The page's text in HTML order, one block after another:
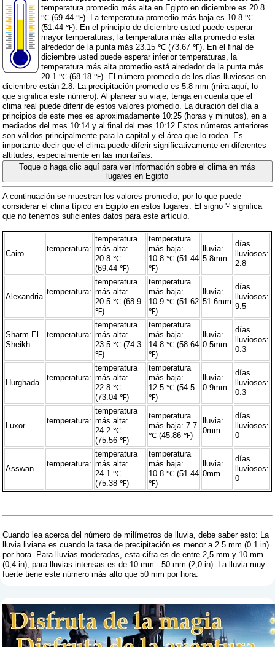
temperatura promedio más alta en Egipto en diciembre es 20.8
℃ (69.44 ℉). La temperatura promedio más baja es 10.8 ℃
(51.44 ℉). En el principio de diciembre usted puede esperar
mayor temperaturas, la temperatura más alta promedio está
alrededor de la punta más 23.15 ℃ (73.67 ℉). En el final de
diciembre usted puede esperar inferior temperaturas, la
temperatura más alta promedio está alrededor de la punta más
20.1 ℃ (68.18 ℉). El número promedio de los días lluviosos en
diciembre están 2.8. La precipitación promedio es 5.8 mm (mira aquí, lo
que significa este número). Al planear su viaje, tenga en cuenta que el
clima real puede diferir de estos valores promedio. La duración del día a
principios de este mes es aproximadamente 10:25 (horas y minutos), en a
mediados del mes 10:14 y al final del mes 10:12.Estos números anteriores
son válidos principalmente para la capital y el área que lo rodea. Es
importante decir que el clima puede diferir significativamente en diferentes
altitudes, especialmente en las montañas.
Toque o haga clic aquí para ver información sobre el clima en más
lugares en Egipto
A continuación se muestran los valores promedio, por lo que puede
considerar el clima típico en Egipto en estos lugares. El signo '-' significa
que no tenemos suficientes datos para este artículo.
Cairo
temperatura:
-
temperatura
más alta:
20.8 ℃
(69.44 ℉)
temperatura
más baja:
10.8 ℃ (51.44
℉)
lluvia:
5.8mm
días
lluviosos:
2.8
Alexandria
temperatura:
-
temperatura
más alta:
20.5 ℃ (68.9
℉)
temperatura
más baja:
10.9 ℃ (51.62
℉)
lluvia:
51.6mm
días
lluviosos:
9.5
Sharm El
Sheikh
temperatura:
-
temperatura
más alta:
23.5 ℃ (74.3
℉)
temperatura
más baja:
14.8 ℃ (58.64
℉)
lluvia:
0.5mm
días
lluviosos:
0.3
Hurghada
temperatura:
-
temperatura
más alta:
22.8 ℃
(73.04 ℉)
temperatura
más baja:
12.5 ℃ (54.5
℉)
lluvia:
0.9mm
días
lluviosos:
0.3
Luxor
temperatura:
-
temperatura
más alta:
24.2 ℃
(75.56 ℉)
temperatura
más baja: 7.7
℃ (45.86 ℉)
lluvia:
0mm
días
lluviosos:
0
Asswan
temperatura:
-
temperatura
más alta:
24.1 ℃
(75.38 ℉)
temperatura
más baja:
10.8 ℃ (51.44
℉)
lluvia:
0mm
días
lluviosos:
0
Cuando lea acerca del número de milímetros de lluvia, debe saber esto: La
lluvia liviana es cuando la tasa de precipitación es menor a 2.5 mm (0.1 in)
por hora. Para lluvias moderadas, esta cifra es de entre 2,5 mm y 10 mm
(0,4 in), para lluvias intensas es de 10 mm - 50 mm (2,0 in). La lluvia muy
fuerte tiene este número más alto que 50 mm por hora.